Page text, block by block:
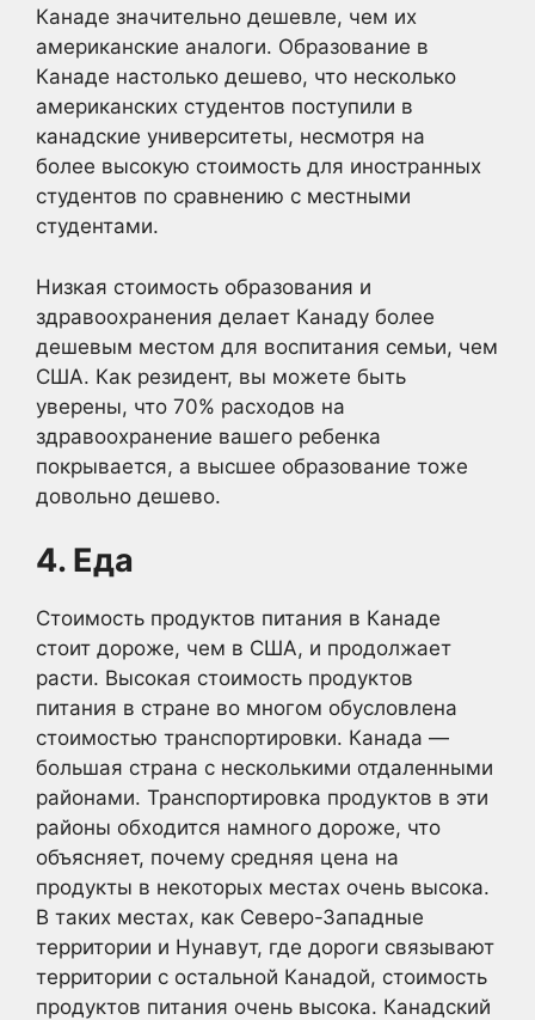
Канаде значительно дешевле, чем их
американские аналоги. Образование в
Канаде настолько дешево, что несколько
американских студентов поступили в
канадские университеты, несмотря на
более высокую стоимость для иностранных
студентов по сравнению с местными
студентами.
Низкая стоимость образования и
здравоохранения делает Канаду более
дешевым местом для воспитания семьи, чем
США. Как резидент, вы можете быть
уверены, что 70% расходов на
здравоохранение вашего ребенка
покрывается, а высшее образование тоже
довольно дешево.
4. Еда
Стоимость продуктов питания в Канаде
стоит дороже, чем в США, и продолжает
расти. Высокая стоимость продуктов
питания в стране во многом обусловлена
стоимостью транспортировки. Канада —
большая страна с несколькими отдаленными
районами. Транспортировка продуктов в эти
районы обходится намного дороже, что
объясняет, почему средняя цена на
продукты в некоторых местах очень высока.
В таких местах, как Северо-Западные
территории и Нунавут, где дороги связывают
территории с остальной Канадой, стоимость
продуктов питания очень высока. Канадский